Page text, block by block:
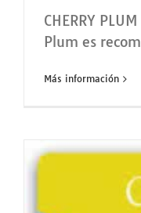
CHERRY
Plum es
Más información